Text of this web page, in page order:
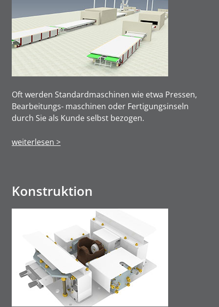
Oft werden Standardmaschinen wie etwa Pressen,
Bearbeitungs- maschinen oder Fertigungsinseln
durch Sie als Kunde selbst bezogen.
weiterlesen >
Konstruktion